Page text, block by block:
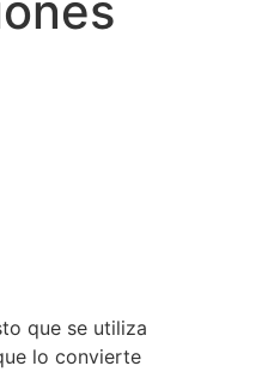
que se utiliza
lo convierte